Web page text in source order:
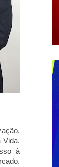
Vida.
à